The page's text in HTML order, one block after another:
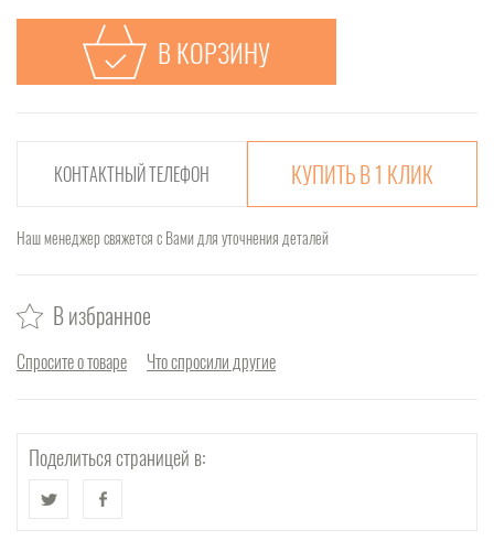
В КОРЗИНУ
КУПИТЬ В 1 КЛИК
Наш менеджер свяжется с Вами для уточнения деталей
В избранное
Спросите о товаре Что спросили другие
Поделиться страницей в: